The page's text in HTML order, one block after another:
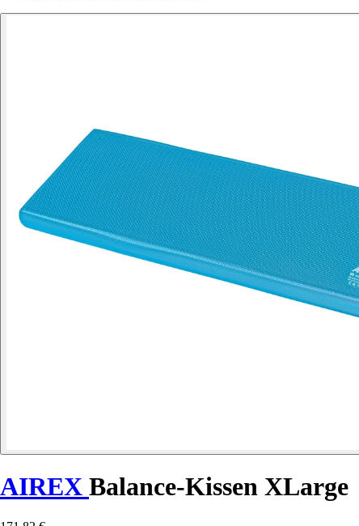
AIREX Balance-Kissen XLarge